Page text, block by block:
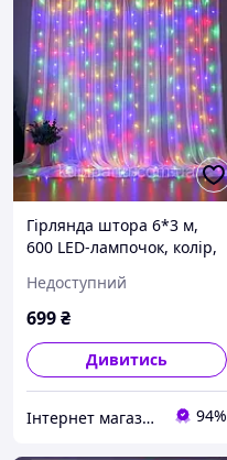
Гірлянда штора 6*3 м,
600 LED-лампочок, колір,
павербанка, яскраво
світить, безліч режимів.
Недоступний
699₴
Дивитись
Інтернет магазин Mobizoo 94%